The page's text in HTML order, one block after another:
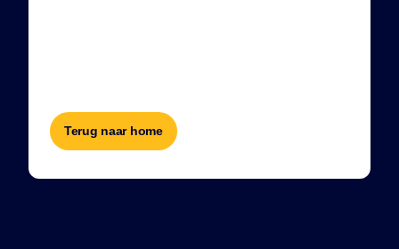
Terug naar home